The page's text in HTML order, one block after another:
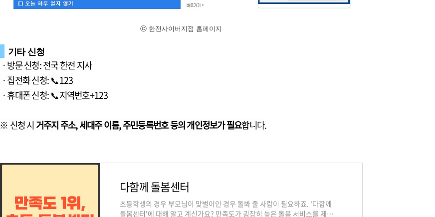
ⓒ 한전사이버지점 홈페이지
기타 신청
ㆍ방문 신청: 전국 한전 지사
ㆍ집전화 신청: 📞123
ㆍ휴대폰 신청: 📞지역번호+123
※ 신청 시 거주지 주소, 세대주 이름, 주민등록번호 등의 개인정보가 필요합니다.
다함께 돌봄센터
초등학생의 경우 부모님이 맞벌이인 경우 돌봐 줄 사람이 필요하죠. '다함께
돌봄센터'에 대해 알고 계신가요? 만족도가 굉장히 높은 돌봄 서비스를 제공